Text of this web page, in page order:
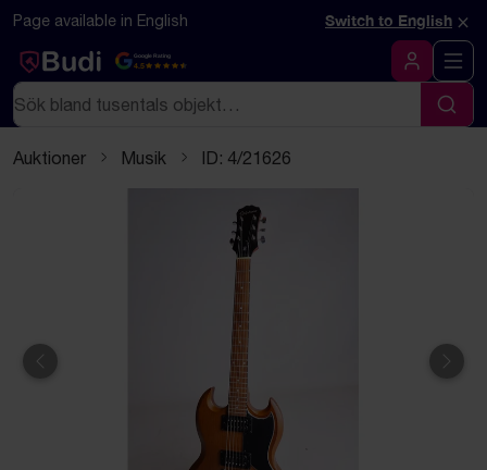
Hoppa till innehåll
Textbaserad (markdown) version av denna sida
Page available in English Switch to English ×
Google Rating
4.5
Logga in
Sök
Sök
Auktioner Musik ID: 4/21626
Föregående